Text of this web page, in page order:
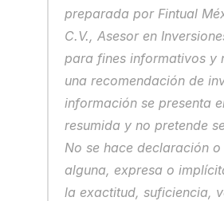
preparada por Fintual
C.V., Asesor en
para fines informativos y
una recomendación de
información se presenta
resumida y no pretende
No se hace declaración
alguna, expresa o
la exactitud, suficiencia,